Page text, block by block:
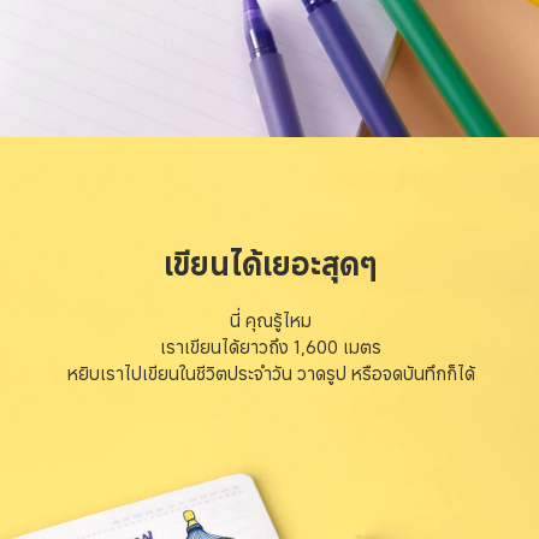
เขียนได้เยอะสุดๆ
นี่ คุณรู้ไหม
เราเขียนได้ยาวถึง 1,600 เมตร
หยิบเราไปเขียนในชีวิตประจำวัน วาดรูป หรือจดบันทึกก็ได้